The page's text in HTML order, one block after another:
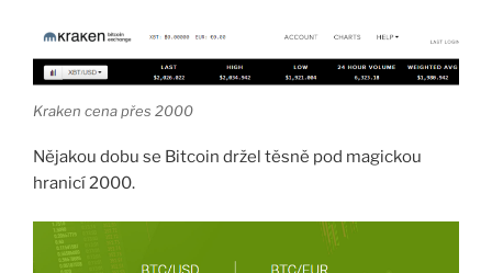
Kraken cena přes 2000
Nějakou dobu se Bitcoin držel těsně pod magickou
hranicí 2000.